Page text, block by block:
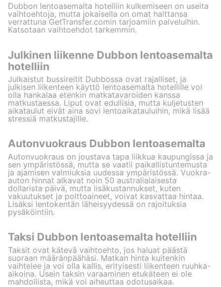
Dubbon lentoasemalta hotelliin kulkemiseen on useita
vaihtoehtoja, mutta jokaisella on omat haittansa
verrattuna GetTransfer.comin tarjoamiin palveluihin.
Katsotaan vaihtoehdot tarkemmin.
Julkinen liikenne Dubbon lentoasemalta
hotelliin
Julkaistut bussireitit Dubbossa ovat rajalliset, ja
julkisen liikenteen käyttö lentoasemalta hotellille voi
olla hankalaa etenkin matkatavaroiden kanssa
matkustaessa. Liput ovat edullisia, mutta kuljetusten
aikataulut eivät aina sovi lentoaikatauluihin, mikä lisää
stressiä matkustajille.
Autonvuokraus Dubbon lentoasemalta
Autonvuokraus on joustava tapa liikkua kaupungissa ja
sen ympäristössä, mutta se vaatii paikallistuntemusta
ja ajamisen valmiuksia uudessa ympäristössä. Vuokra-
auton hinnat alkavat noin 50 australialaisesta
dollarista päivä, mutta lisäkustannukset, kuten
vakuutukset ja polttoaineet, voivat kasvattaa hintaa.
Lisäksi lentokentän läheisyydessä on rajoituksia
pysäköintiin.
Taksi Dubbon lentoasemalta hotelliin
Taksit ovat kätevä vaihtoehto, jos haluat päästä
suoraan määränpäähäsi. Matkan hinta kuitenkin
vaihtelee ja voi olla kallis, erityisesti liikenteen ruuhka-
aikoina. Usein taksin varaaminen etukäteen ei ole
mahdollista, mikä voi aiheuttaa odotusaikaa.